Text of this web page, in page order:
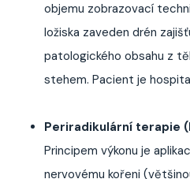
objemu zobrazovací
ložiska zaveden drén
patologického obsahu z
stehem. Pacient je
Periradikulární terapie
Principem výkonu je
nervovému kořeni